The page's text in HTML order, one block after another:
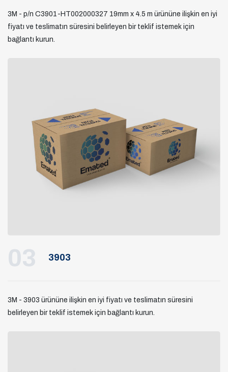
3M - p/n C3901-HT002000327 19mm x 4.5 m ürününe ilişkin en iyi
fiyatı ve teslimatın süresini belirleyen bir teklif istemek için
bağlantı kurun.
03 3903
3M - 3903 ürününe ilişkin en iyi fiyatı ve teslimatın süresini
belirleyen bir teklif istemek için bağlantı kurun.